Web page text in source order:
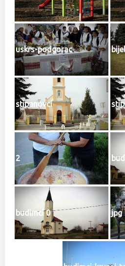
uskrs-podgorac
stipanovci
2
budimci 0 jpg